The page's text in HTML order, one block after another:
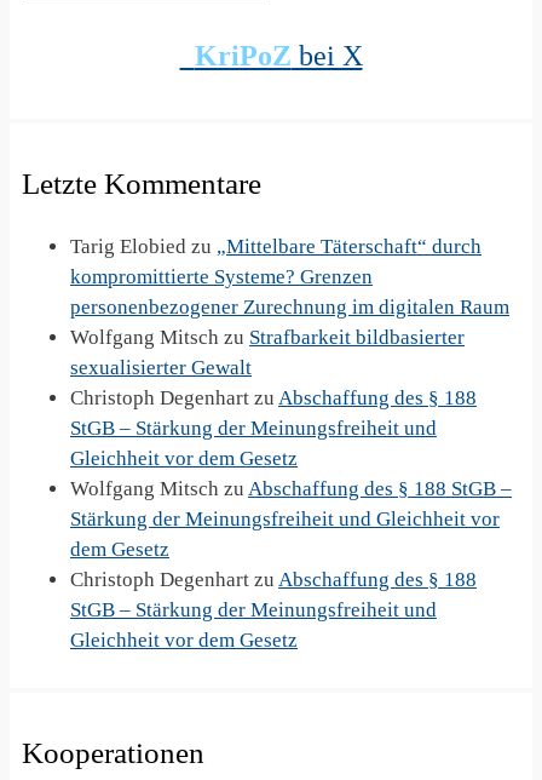
KriPoZ bei X
Letzte Kommentare
Tarig Elobied zu „Mittelbare Täterschaft“ durch
kompromittierte Systeme? Grenzen
personenbezogener Zurechnung im digitalen Raum
Wolfgang Mitsch zu Strafbarkeit bildbasierter
sexualisierter Gewalt
Christoph Degenhart zu Abschaffung des § 188
StGB – Stärkung der Meinungsfreiheit und
Gleichheit vor dem Gesetz
Wolfgang Mitsch zu Abschaffung des § 188 StGB –
Stärkung der Meinungsfreiheit und Gleichheit vor
dem Gesetz
Christoph Degenhart zu Abschaffung des § 188
StGB – Stärkung der Meinungsfreiheit und
Gleichheit vor dem Gesetz
Kooperationen